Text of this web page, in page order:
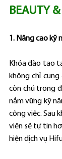
BEAUTY
1. Nâng cao kỹ
Khóa đào tạo
không chỉ
còn chú trọng
nắm vững kỹ
công việc. Sau
viên sẽ tự tin
hiện dịch vụ